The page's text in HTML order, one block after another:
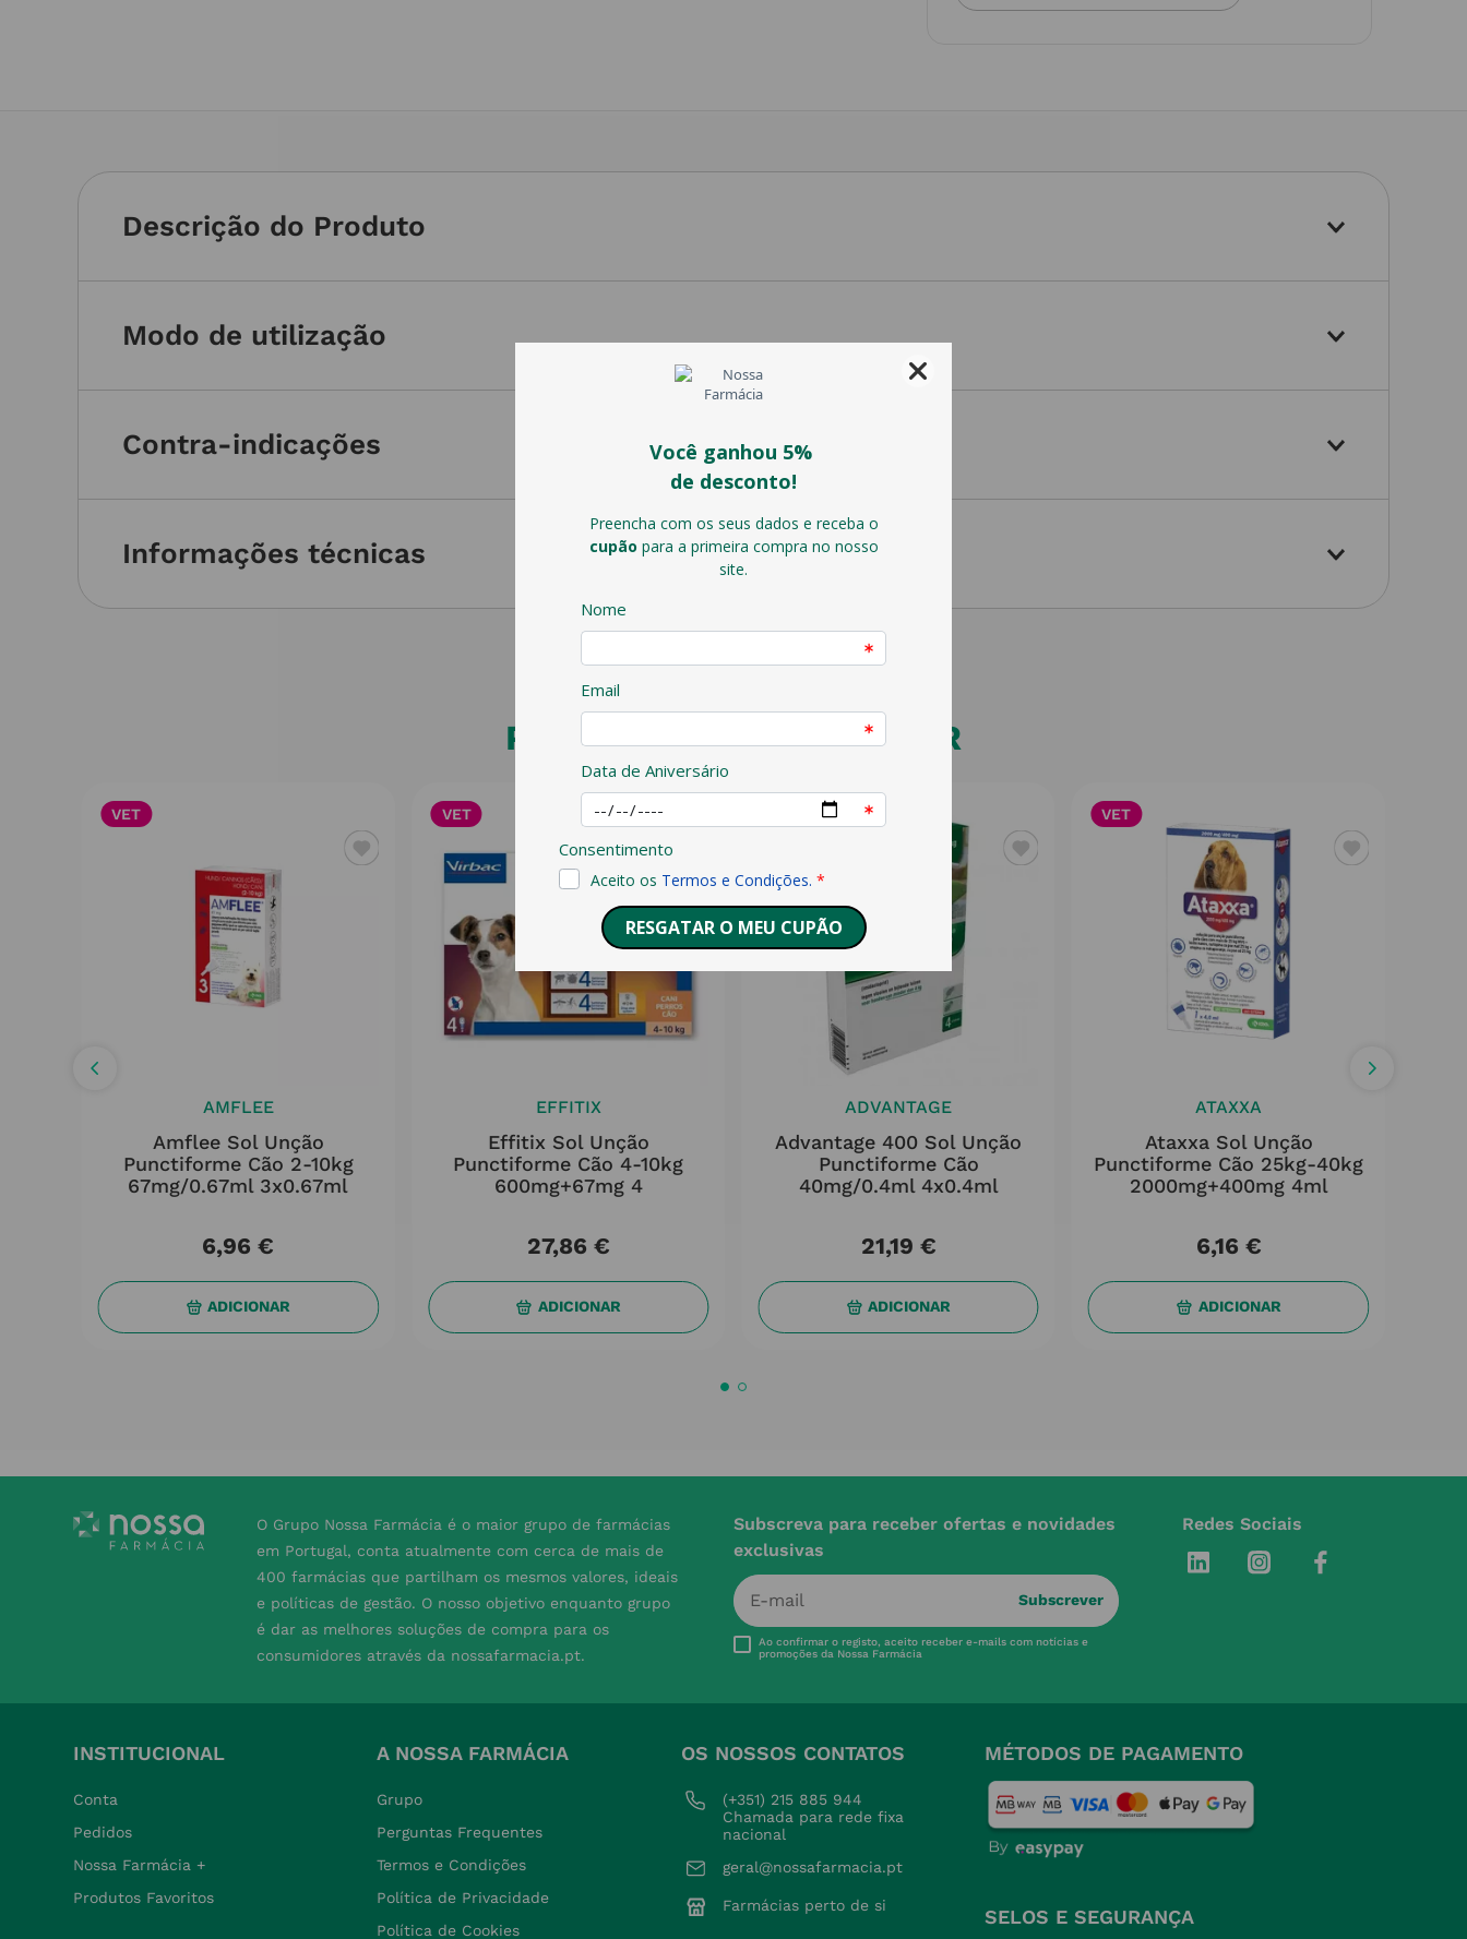
Descrição do Produto
Modo de utilização
Contra-indicações
Informações técnicas
PODERÁ TAMBÉM GOSTAR
VET
AMFLEE
Amflee Sol Unção
Punctiforme Cão 2-10kg
67mg/0.67ml 3x0.67ml
6,96 €
ADICIONAR
VET
EFFITIX
Effitix Sol Unção
Punctiforme Cão 4-10kg
600mg+67mg 4
27,86 €
ADICIONAR
ADVANTAGE
Advantage 400 Sol Unção
Punctiforme Cão
40mg/0.4ml 4x0.4ml
21,19 €
ADICIONAR
VET
ATAXXA
Ataxxa Sol Unção
Punctiforme Cão 25kg-40kg
2000mg+400mg 4ml
6,16 €
ADICIONAR
O Grupo Nossa Farmácia é o maior grupo de farmácias
em Portugal, conta atualmente com cerca de mais de
400 farmácias que partilham os mesmos valores, ideais
e políticas de gestão. O nosso objetivo enquanto grupo
é dar as melhores soluções de compra para os
consumidores através da nossafarmacia.pt.
Subscreva para receber ofertas e novidades
exclusivas
Subscrever
Ao confirmar o registo, aceito receber e-mails com notícias e
promoções da Nossa Farmácia
Redes Sociais
INSTITUCIONAL
Conta
Pedidos
Nossa Farmácia +
Produtos Favoritos
A NOSSA FARMÁCIA
Grupo
Perguntas Frequentes
Termos e Condições
Política de Privacidade
Política de Cookies
OS NOSSOS CONTATOS
(+351) 215 885 944
Chamada para rede fixa
nacional
geral@nossafarmacia.pt
Farmácias perto de si
MÉTODOS DE PAGAMENTO
SELOS E SEGURANÇA